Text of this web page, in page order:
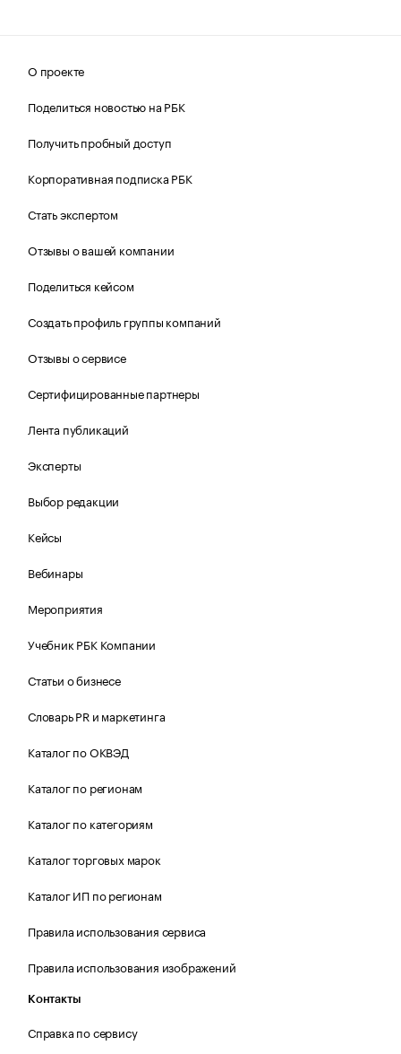
О проекте
Поделиться новостью на РБК
Получить пробный доступ
Корпоративная подписка РБК
Стать экспертом
Отзывы о вашей компании
Поделиться кейсом
Создать профиль группы компаний
Отзывы о сервисе
Сертифицированные партнеры
Лента публикаций
Эксперты
Выбор редакции
Кейсы
Вебинары
Мероприятия
Учебник РБК Компании
Статьи о бизнесе
Словарь PR и маркетинга
Каталог по ОКВЭД
Каталог по регионам
Каталог по категориям
Каталог торговых марок
Каталог ИП по регионам
Правила использования сервиса
Правила использования изображений
Контакты
Справка по сервису